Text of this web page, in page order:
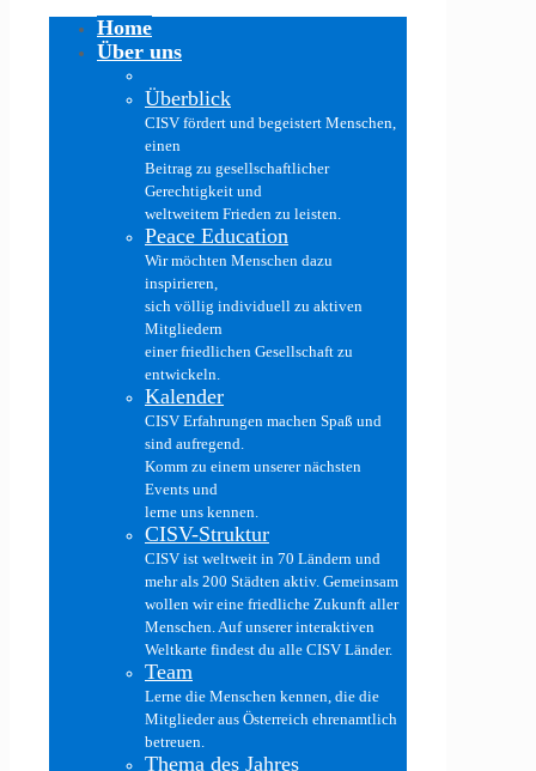
Home
Über uns
Überblick
CISV fördert und begeistert Menschen,
einen
Beitrag zu gesellschaftlicher
Gerechtigkeit und
weltweitem Frieden zu leisten.
Peace Education
Wir möchten Menschen dazu
inspirieren,
sich völlig individuell zu aktiven
Mitgliedern
einer friedlichen Gesellschaft zu
entwickeln.
Kalender
CISV Erfahrungen machen Spaß und
sind aufregend.
Komm zu einem unserer nächsten
Events und
lerne uns kennen.
CISV-Struktur
CISV ist weltweit in 70 Ländern und
mehr als 200 Städten aktiv. Gemeinsam
wollen wir eine friedliche Zukunft aller
Menschen. Auf unserer interaktiven
Weltkarte findest du alle CISV Länder.
Team
Lerne die Menschen kennen, die die
Mitglieder aus Österreich ehrenamtlich
betreuen.
Thema des Jahres